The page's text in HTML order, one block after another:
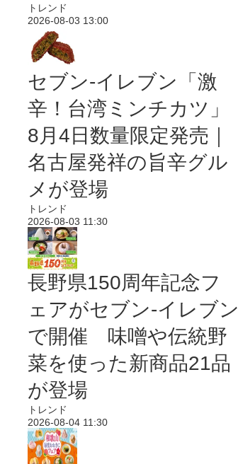
トレンド
2026-08-03 13:00
セブン-イレブン「激
辛！台湾ミンチカツ」
8月4日数量限定発売｜
名古屋発祥の旨辛グル
メが登場
トレンド
2026-08-03 11:30
長野県150周年記念フ
ェアがセブン-イレブン
で開催 味噌や伝統野
菜を使った新商品21品
が登場
トレンド
2026-08-04 11:30